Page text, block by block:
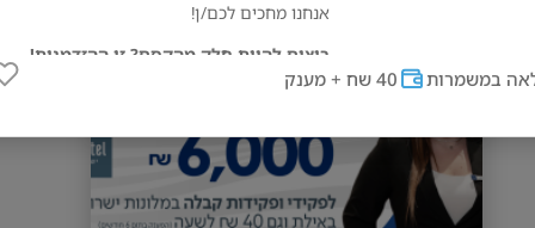
אנחנו מחכים לכם/ן!
רוצים להיות חלק מהקסם? זו ההזדמנות!
הופעה ייצוגית. תודעת שירות גבוהה. יכולת
בתנאי לחץ. כושר ביטוי. אמינות. אחריות
לעבודה בסופי שבוע וחגים. התחייבות לחצי שנת
במשמרות 40 שח + מענק